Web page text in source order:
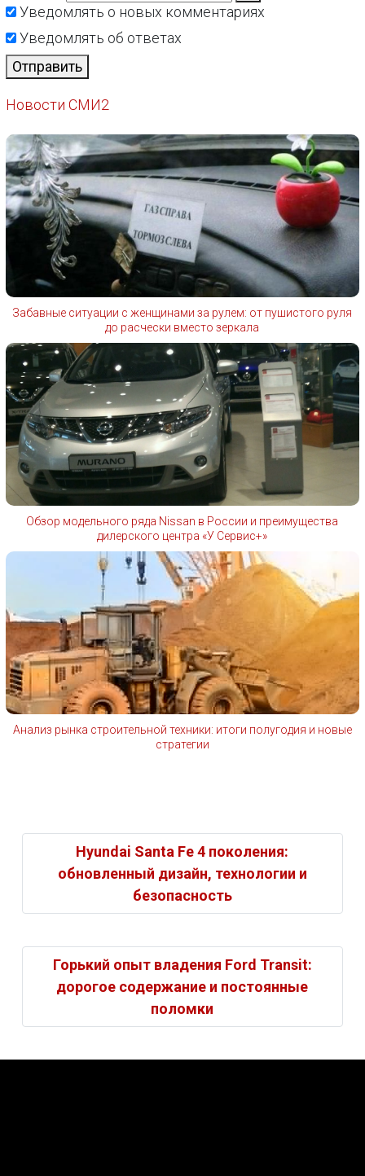
Уведомлять о новых комментариях
Уведомлять об ответах
Отправить
Новости СМИ2
Забавные ситуации с женщинами за рулем: от пушистого руля
до расчески вместо зеркала
Обзор модельного ряда Nissan в России и преимущества
дилерского центра «У Сервис+»
Анализ рынка строительной техники: итоги полугодия и новые
стратегии
Hyundai Santa Fe 4 поколения:
обновленный дизайн, технологии и
безопасность
Горький опыт владения Ford Transit:
дорогое содержание и постоянные
поломки